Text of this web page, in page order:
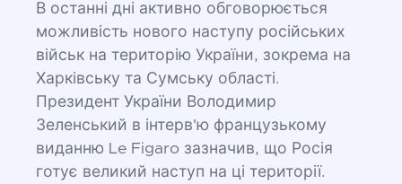
В останні дні активно обговорюється
можливість нового наступу російських
військ на територію України, зокрема на
Харківську та Сумську області.
Президент України Володимир
Зеленський в інтерв'ю французькому
виданню Le Figaro зазначив, що Росія
готує великий наступ на ці території.